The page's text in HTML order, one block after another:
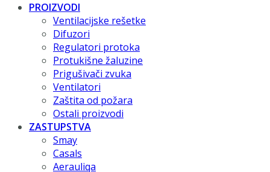
PROIZVODI
Ventilacijske rešetke
Difuzori
Regulatori protoka
Protukišne žaluzine
Prigušivači zvuka
Ventilatori
Zaštita od požara
Ostali proizvodi
ZASTUPSTVA
Smay
Casals
Aerauliqa